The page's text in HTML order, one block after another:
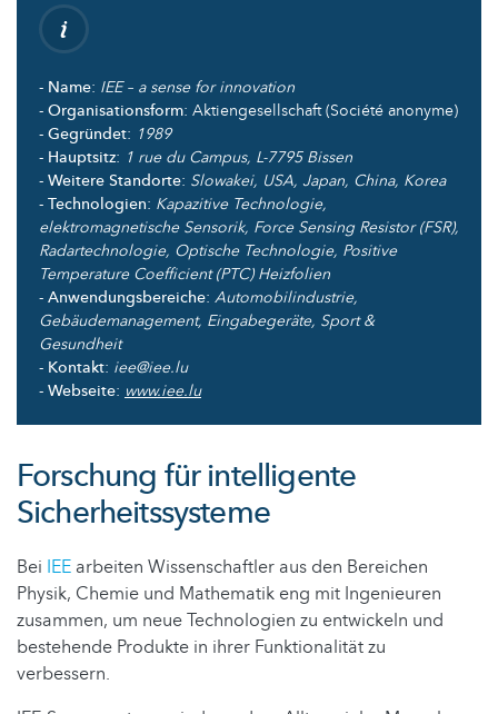
- Name: IEE – a sense for innovation
- Organisationsform: Aktiengesellschaft (Société anonyme)
- Gegründet: 1989
- Hauptsitz: 1 rue du Campus, L-7795 Bissen
- Weitere Standorte: Slowakei, USA, Japan, China, Korea
- Technologien: Kapazitive Technologie,
elektromagnetische Sensorik, Force Sensing Resistor (FSR),
Radartechnologie, Optische Technologie, Positive
Temperature Coefficient (PTC) Heizfolien
- Anwendungsbereiche: Automobilindustrie,
Gebäudemanagement, Eingabegeräte, Sport &
Gesundheit
- Kontakt: iee@iee.lu
- Webseite: www.iee.lu
Forschung für intelligente
Sicherheitssysteme
Bei IEE arbeiten Wissenschaftler aus den Bereichen
Physik, Chemie und Mathematik eng mit Ingenieuren
zusammen, um neue Technologien zu entwickeln und
bestehende Produkte in ihrer Funktionalität zu
verbessern.